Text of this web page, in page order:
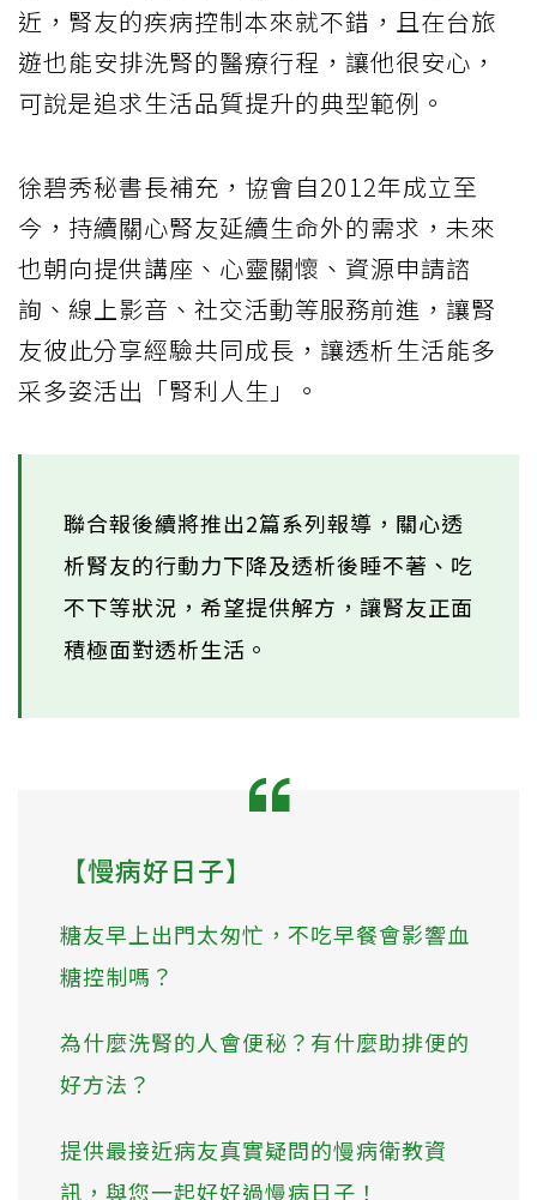
近，腎友的疾病控制本來就不錯，且在台旅
遊也能安排洗腎的醫療行程，讓他很安心，
可說是追求生活品質提升的典型範例。
徐碧秀秘書長補充，協會自2012年成立至
今，持續關心腎友延續生命外的需求，未來
也朝向提供講座、心靈關懷、資源申請諮
詢、線上影音、社交活動等服務前進，讓腎
友彼此分享經驗共同成長，讓透析生活能多
采多姿活出「腎利人生」。
聯合報後續將推出2篇系列報導，關心透
析腎友的行動力下降及透析後睡不著、吃
不下等狀況，希望提供解方，讓腎友正面
積極面對透析生活。
【慢病好日子】
糖友早上出門太匆忙，不吃早餐會影響血
糖控制嗎？
為什麼洗腎的人會便秘？有什麼助排便的
好方法？
提供最接近病友真實疑問的慢病衛教資
訊，與您一起好好過慢病日子！